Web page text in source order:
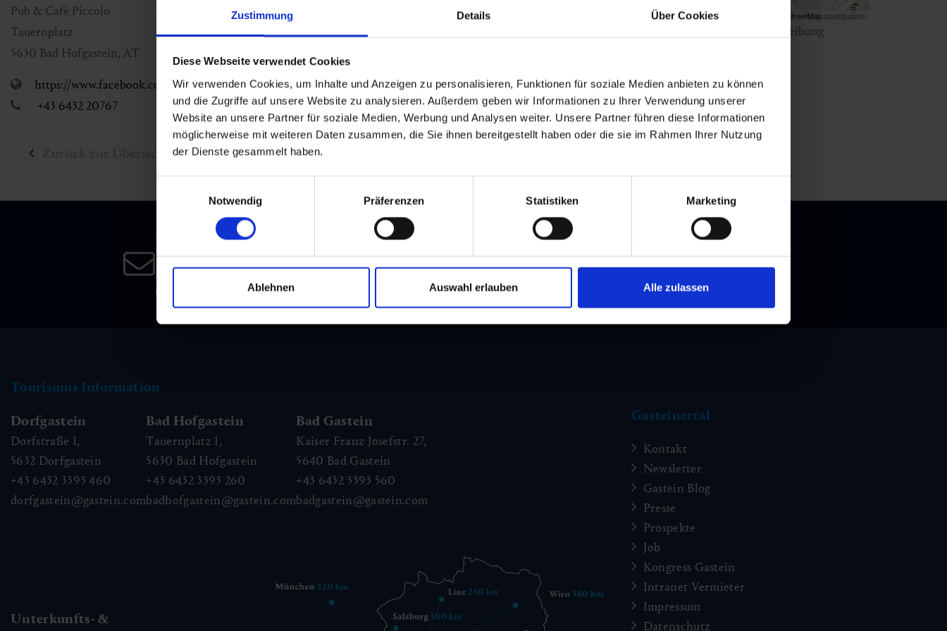
Zustimmung Details Über Cookies
Diese Webseite verwendet Cookies
Wir verwenden Cookies, um Inhalte und Anzeigen zu personalisieren, Funktionen für soziale Medien anbieten zu können
und die Zugriffe auf unsere Website zu analysieren. Außerdem geben wir Informationen zu Ihrer Verwendung unserer
Website an unsere Partner für soziale Medien, Werbung und Analysen weiter. Unsere Partner führen diese Informationen
möglicherweise mit weiteren Daten zusammen, die Sie ihnen bereitgestellt haben oder die sie im Rahmen Ihrer Nutzung
der Dienste gesammelt haben.
Notwendig
Präferenzen Statistiken Marketing
Ablehnen Auswahl erlauben Alle zulassen
OpenStreetMap contributors
für eine Wegbeschreibung
Pub & Café Piccolo
Tauernplatz
5630 Bad Hofgastein, AT
https://www.facebook.com/pages/Cafe-Pub-Piccolo/105366252876384
+43 6432 20767
Newsletter
Melden Sie sich bei unserem Newsletter
an, und bleiben Sie immer am Laufenden!
Tourismus Information
Dorfgastein
Dorfstraße 1,
5632 Dorfgastein
+43 6432 3393 460
dorfgastein@gastein.com
Bad Hofgastein
Tauernplatz 1,
5630 Bad Hofgastein
+43 6432 3393 260
badhofgastein@gastein.com
Bad Gastein
Kaiser Franz Josefstr. 27,
5640 Bad Gastein
+43 6432 3393 560
badgastein@gastein.com
Unterkunfts- &
Gasteinertal
Kontakt
Newsletter
Gastein Blog
Presse
Prospekte
Job
Kongress Gastein
Intranet Vermieter
Impressum
Datenschutz